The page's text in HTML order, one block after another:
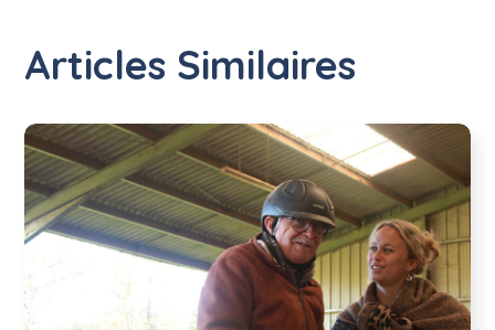
Articles Similaires